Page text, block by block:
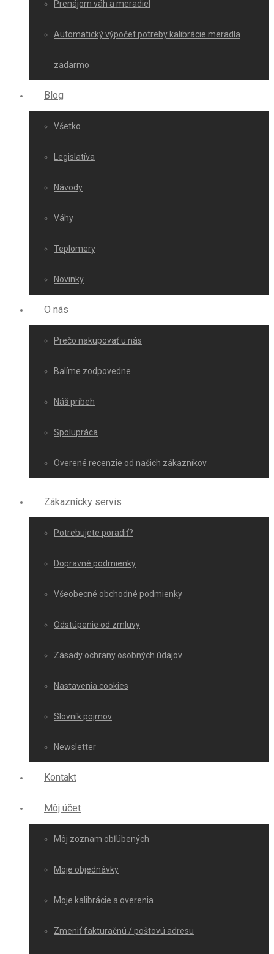
Prenájom váh a meradiel
Automatický výpočet potreby kalibrácie meradla
zadarmo
Blog
Všetko
Legislatíva
Návody
Váhy
Teplomery
Novinky
O nás
Prečo nakupovať u nás
Balíme zodpovedne
Náš príbeh
Spolupráca
Overené recenzie od našich zákazníkov
Zákaznícky servis
Potrebujete poradiť?
Dopravné podmienky
Všeobecné obchodné podmienky
Odstúpenie od zmluvy
Zásady ochrany osobných údajov
Nastavenia cookies
Slovník pojmov
Newsletter
Kontakt
Môj účet
Môj zoznam obľúbených
Moje objednávky
Moje kalibrácie a overenia
Zmeniť fakturačnú / poštovú adresu